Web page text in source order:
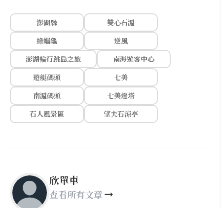
澎湖縣
雙心石滬
綠蠵龜
逆風
澎湖輪行跳島之旅
南海遊客中心
遊艇碼頭
七美
南滬碼頭
七美燈塔
石人風景區
望夫石涼亭
欣單車
查看所有文章